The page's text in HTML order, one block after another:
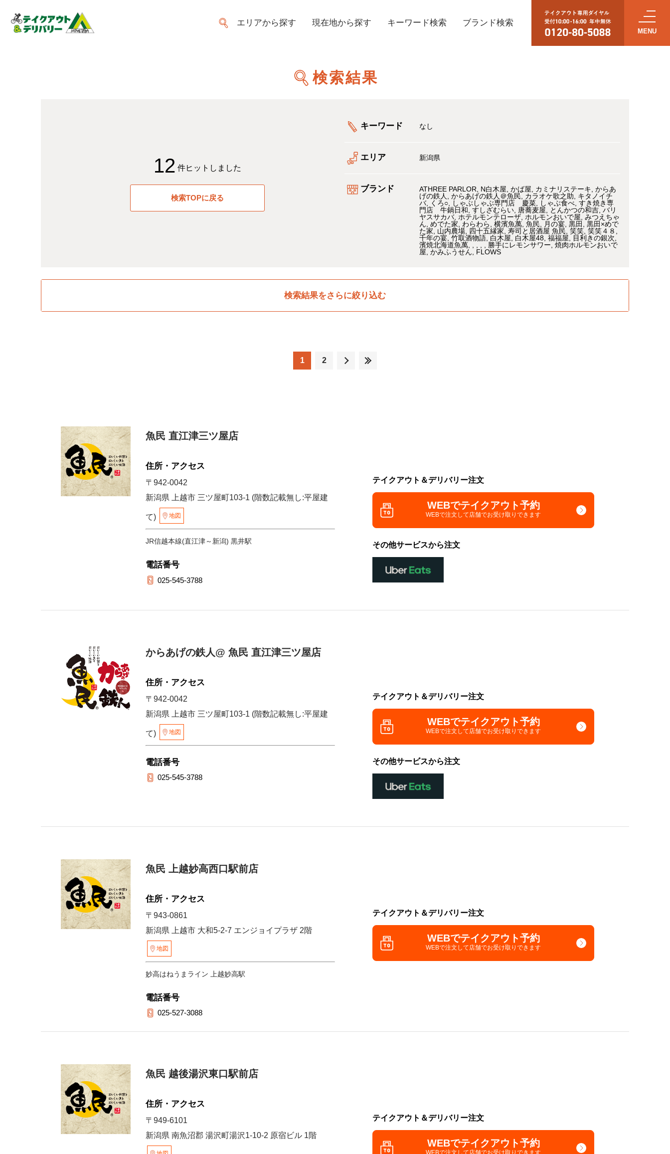
エリアから探す 現在地から探す キーワード検索 ブランド検索
検索結果
12 件ヒットしました
検索TOPに戻る
キーワード なし
エリア 新潟県
ブランド ATHREE PARLOR N白木屋 かば屋 カミナリステーキ からあ
げの鉄人
からあげの鉄人＠魚民 カラオケ歌之助
キタノイチ
バ
くろ○ しゃぶしゃぶ専門店 慶菜 しゃぶ食べ すき焼き専
門店 牛鍋日和 すしざむらい 唐蕎麦屋 とんかつの和吉 バリ
ヤスサカバ ホテルモンテローザ ホルモンおいで屋 みつえちゃ
ん めでた家 わらわら 横濱魚萬 魚民 月の宴 黒田
黒田×めで
た家
山内農場 四十五縁家 寿司と居酒屋 魚民 笑笑 笑笑４８
千年の宴 竹取酒物語 白木屋 白木屋48 福福屋
目利きの銀次
濱焼北海道魚萬
勝手にレモンサワー 焼肉ホルモンおいで
屋 かみふうせん FLOWS
検索結果をさらに絞り込む
1 2
魚民 直江津三ツ屋店
住所・アクセス
〒942-0042
新潟県 上越市 三ツ屋町103-1 (階数記載無し:平屋建
て) 地図
JR信越本線(直江津～新潟) 黒井駅
電話番号
025-545-3788
テイクアウト＆デリバリー注文
WEBでテイクアウト予約
WEBで注文して店舗でお受け取りできます
その他サービスから注文
からあげの鉄人@ 魚民 直江津三ツ屋店
住所・アクセス
〒942-0042
新潟県 上越市 三ツ屋町103-1 (階数記載無し:平屋建
て) 地図
電話番号
025-545-3788
テイクアウト＆デリバリー注文
WEBでテイクアウト予約
WEBで注文して店舗でお受け取りできます
その他サービスから注文
魚民 上越妙高西口駅前店
住所・アクセス
〒943-0861
新潟県 上越市 大和5-2-7 エンジョイプラザ 2階
地図
妙高はねうまライン 上越妙高駅
電話番号
025-527-3088
テイクアウト＆デリバリー注文
WEBでテイクアウト予約
WEBで注文して店舗でお受け取りできます
魚民 越後湯沢東口駅前店
住所・アクセス
〒949-6101
新潟県 南魚沼郡 湯沢町湯沢1-10-2 原宿ビル 1階
テイクアウト＆デリバリー注文
WEBでテイクアウト予約
WEBで注文して店舗でお受け取りできます